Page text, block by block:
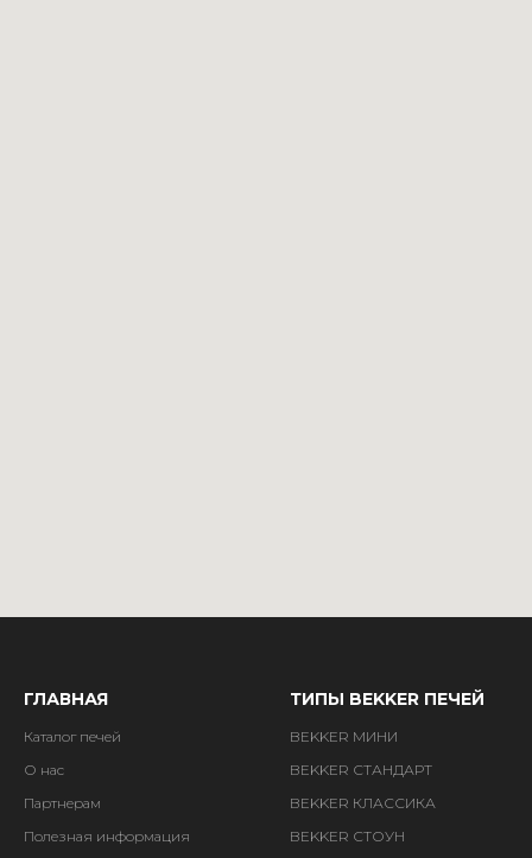
ГЛАВНАЯ
Каталог печей
О нас
Партнерам
Полезная информация
ТИПЫ BEKKER ПЕЧЕЙ
BEKKER МИНИ
BEKKER СТАНДАРТ
BEKKER КЛАССИКА
BEKKER СТОУН